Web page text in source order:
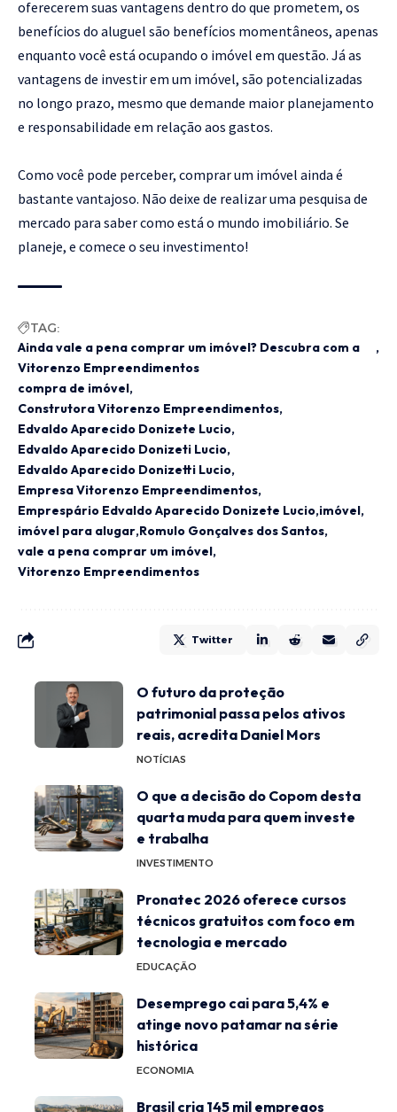
oferecerem suas vantagens dentro do que prometem, os
benefícios do aluguel são benefícios momentâneos, apenas
enquanto você está ocupando o imóvel em questão. Já as
vantagens de investir em um imóvel, são potencializadas
no longo prazo, mesmo que demande maior planejamento
e responsabilidade em relação aos gastos.
Como você pode perceber, comprar um imóvel ainda é
bastante vantajoso. Não deixe de realizar uma pesquisa de
mercado para saber como está o mundo imobiliário. Se
planeje, e comece o seu investimento!
TAG:
Ainda vale a pena comprar um imóvel? Descubra com a
Vitorenzo Empreendimentos
compra de imóvel
Construtora Vitorenzo Empreendimentos
Edvaldo Aparecido Donizete Lucio
Edvaldo Aparecido Donizeti Lucio
Edvaldo Aparecido Donizetti Lucio
Empresa Vitorenzo Empreendimentos
Emprespário Edvaldo Aparecido Donizete Lucio imóvel
imóvel para alugar Romulo Gonçalves dos Santos
vale a pena comprar um imóvel
Vitorenzo Empreendimentos
Twitter
O futuro da proteção
patrimonial passa pelos ativos
reais, acredita Daniel Mors
NOTÍCIAS
O que a decisão do Copom desta
quarta muda para quem investe
e trabalha
INVESTIMENTO
Pronatec 2026 oferece cursos
técnicos gratuitos com foco em
tecnologia e mercado
EDUCAÇÃO
Desemprego cai para 5,4% e
atinge novo patamar na série
histórica
ECONOMIA
Brasil cria 145 mil empregos